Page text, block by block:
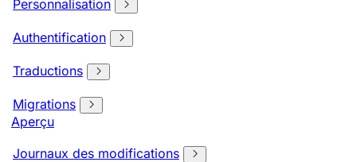
Personnalisation
Authentification
Traductions
Migrations
Aperçu
Journaux des modifications